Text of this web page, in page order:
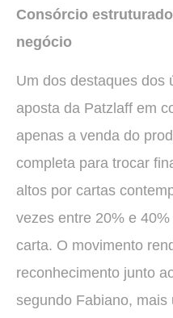
Consórcio
negócio
Um dos destaques dos
aposta da Patzlaff em
apenas a venda do
completa para trocar
altos por cartas
vezes entre 20% e
carta. O movimento
reconhecimento junto
segundo Fabiano,